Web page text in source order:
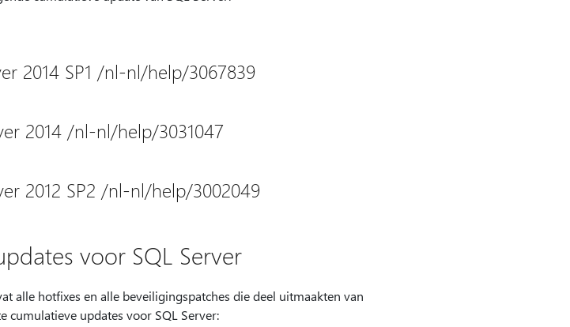
2014 SP1 /nl-nl/help/3067839
2014 /nl-nl/help/3031047
2012 SP2 /nl-nl/help/3002049
voor SQL Server
alle hotfixes en alle beveiligingspatches die deel uitmaakten van
cumulatieve updates voor SQL Server: